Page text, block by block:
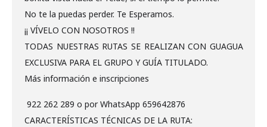
No te la puedas perder. Te Esperamos.
¡¡ VÍVELO CON NOSOTROS !!
TODAS NUESTRAS RUTAS SE REALIZAN CON GUAGUA
EXCLUSIVA PARA EL GRUPO Y GUÍA TITULADO.
Más información e inscripciones
922 262 289 o por WhatsApp 659642876
CARACTERÍSTICAS TÉCNICAS DE LA RUTA: